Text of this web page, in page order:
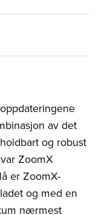
av det
og robust
ZoomX
er ZoomX-
og med en
nærmest